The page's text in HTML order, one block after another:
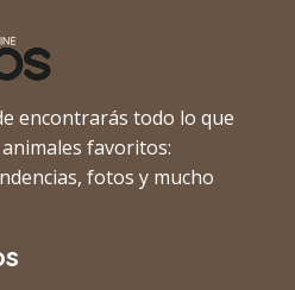
encontrarás todo lo que
favoritos:
fotos y mucho